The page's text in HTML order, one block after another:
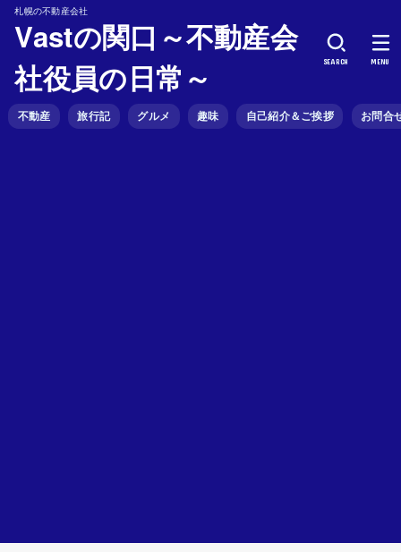
札幌の不動産会社
Vastの関口～不動産会
社役員の日常～
不動産 旅行記 グルメ 趣味 自己紹介＆ご挨拶 お問合
SEARCH MENU